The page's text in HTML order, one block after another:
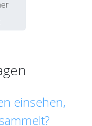
einsehen,